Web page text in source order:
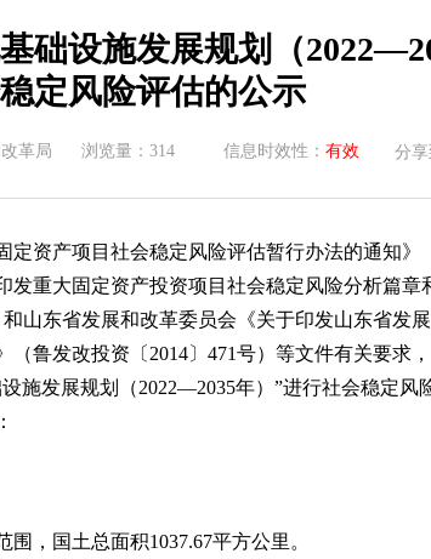
础设施发展规划（
定风险评估的公示
革局 浏览量： 314 信息时效性： 有效 分享
定资产项目社会稳定风险评估暂行办法的通知》
发重大固定资产投资项目社会稳定风险分析篇章
和山东省发展和改革委员会《关于印发山东省发
（鲁发改投资〔 2014〕471号）等文件有关要求
施发展规划（2022—2035年） ”进行社会稳定风
围，国土总面积1037.67平方公里。